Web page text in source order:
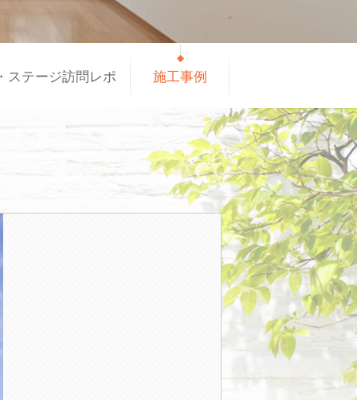
ステージ訪問レポ 施工事例